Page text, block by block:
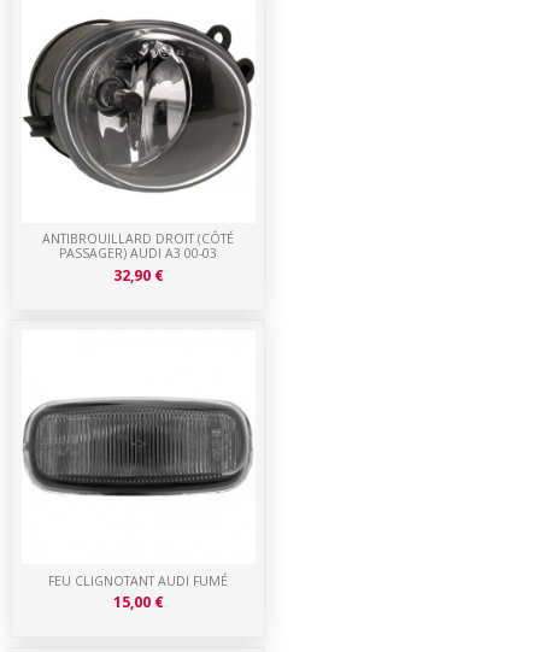
FEU CLIGNOTANT AUDI FUMÉ
15,00 €
ANTIBROUILLARD DROIT (CÔTÉ
PASSAGER) AUDI A3 00-03
32,90 €